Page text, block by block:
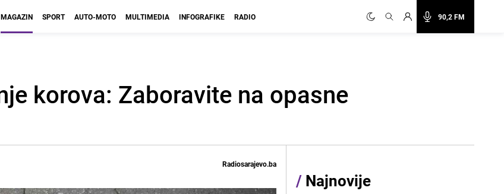
90,2 FM
MAGAZIN SPORT AUTO-MOTO MULTIMEDIA INFOGRAFIKE RADIO
korova: Zaboravite na opasne
Radiosarajevo.ba
/ Najnovije